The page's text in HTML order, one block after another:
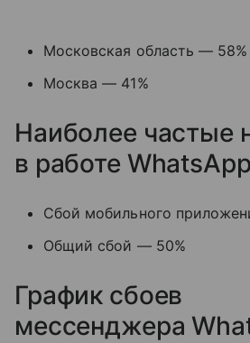
Московская область — 58%
Москва — 41%
Наиболее частые
в работе WhatsApp
Сбой мобильного
Общий сбой — 50%
График сбоев
мессенджера